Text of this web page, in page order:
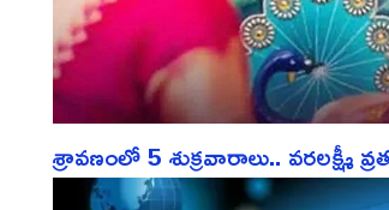
శ్రావణంలో 5 శుక్రవారాలు.. వరలక్ష్మీ